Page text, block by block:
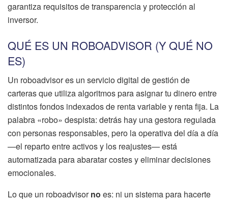
garantiza requisitos de transparencia y protección al
inversor.
QUÉ ES UN ROBOADVISOR (Y QUÉ NO
ES)
Un roboadvisor es un servicio digital de gestión de
carteras que utiliza algoritmos para asignar tu dinero entre
distintos fondos indexados de renta variable y renta fija. La
palabra «robo» despista: detrás hay una gestora regulada
con personas responsables, pero la operativa del día a día
—el reparto entre activos y los reajustes— está
automatizada para abaratar costes y eliminar decisiones
emocionales.
Lo que un roboadvisorno es: ni un sistema para hacerte